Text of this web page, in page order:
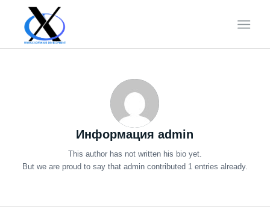
Информацияadmin
This author has not written his bio yet.
But we are proud to say that admincontributed 1 entries already.